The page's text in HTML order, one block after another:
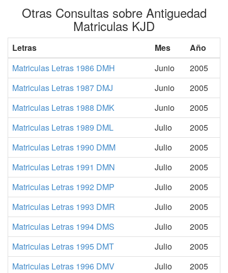
Otras Consultas sobre Antiguedad
Matriculas KJD
Letras Mes
Año
Matriculas Letras 1986 DMH
Junio
2005
Matriculas Letras 1987 DMJ
Junio
2005
Matriculas Letras 1988 DMK
Junio
2005
Matriculas Letras 1989 DML
Julio
2005
Matriculas Letras 1990 DMM
Julio
2005
Matriculas Letras 1991 DMN
Julio
2005
Matriculas Letras 1992 DMP
Julio
2005
Matriculas Letras 1993 DMR
Julio
2005
Matriculas Letras 1994 DMS
Julio
2005
Matriculas Letras 1995 DMT
Julio
2005
Matriculas Letras 1996 DMV
Julio
2005